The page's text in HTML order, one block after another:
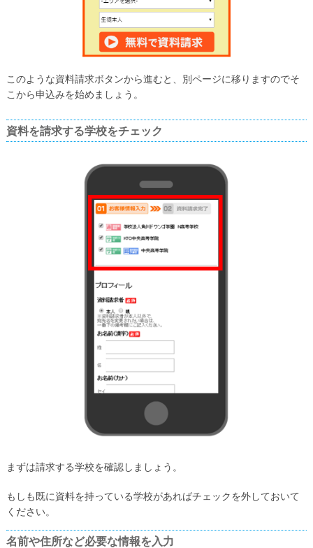
このような資料請求ボタンから進むと、別ページに移りますのでそ
こから申込みを始めましょう。
資料を請求する学校をチェック
まずは請求する学校を確認しましょう。
もしも既に資料を持っている学校があればチェックを外しておいて
ください。
名前や住所など必要な情報を入力